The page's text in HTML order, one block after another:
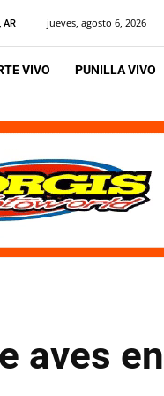
AR jueves, agosto 6, 2026
VIVO PUNILLA VIVO
aves